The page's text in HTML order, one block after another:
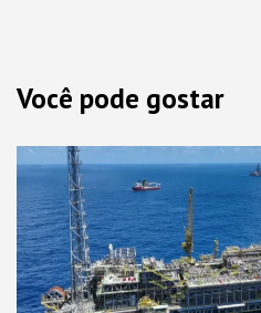
Você pode gostar